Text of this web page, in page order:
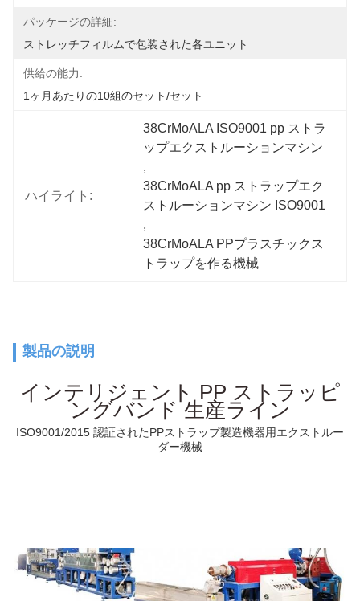
パッケージの詳細:
ストレッチフィルムで包装された各ユニット
供給の能力:
1ヶ月あたりの10組のセット/セット
ハイライト:
38CrMoALA ISO9001 pp ストラ
ップエクストルーションマシン
,
38CrMoALA pp ストラップエク
ストルーションマシン ISO9001
,
38CrMoALA PPプラスチックス
トラップを作る機械
製品の説明
インテリジェント PP ストラッピ
ングバンド 生産ライン
ISO9001/2015 認証されたPPストラップ製造機器用エクストルー
ダー機械